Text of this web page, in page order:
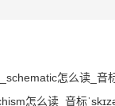
怎么读_音标